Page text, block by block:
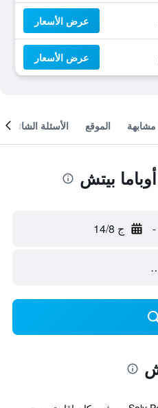
عرض الأسعار
عرض الأسعار
الموقع الأسئلة الشائعة
بيتش
- ج 14/8